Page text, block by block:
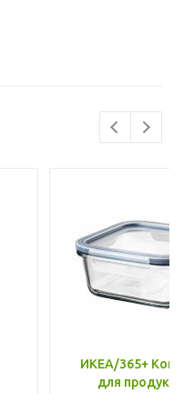
ИКЕА/365+
для